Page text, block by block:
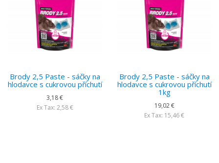
Brody 2,5 Paste - sáčky na
hlodavce s cukrovou příchutí
3,18 €
Ex Tax: 2,58 €
Brody 2,5 Paste - sáčky na
hlodavce s cukrovou příchutí
1kg
19,02 €
Ex Tax: 15,46 €